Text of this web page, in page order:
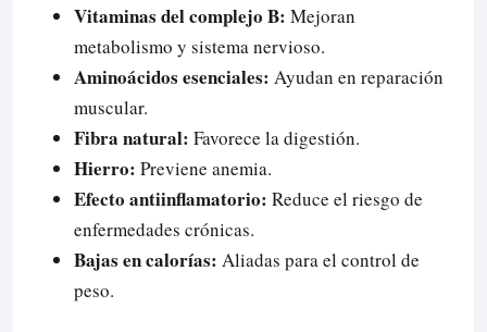
Vitaminas del complejo B: Mejoran
metabolismo y sistema nervioso.
Aminoácidos esenciales: Ayudan en reparación
muscular.
Fibra natural: Favorece la digestión.
Hierro: Previene anemia.
Efecto antiinflamatorio: Reduce el riesgo de
enfermedades crónicas.
Bajas en calorías: Aliadas para el control de
peso.